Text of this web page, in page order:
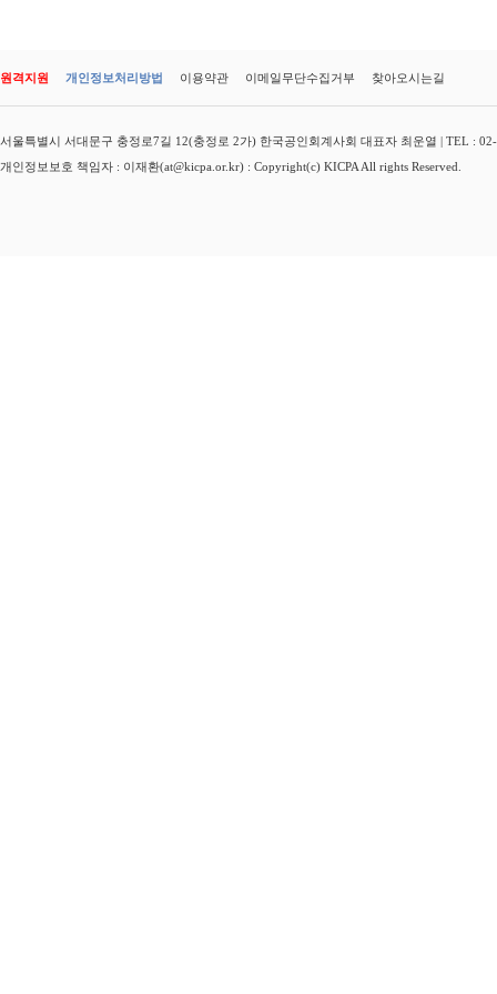
원격지원 개인정보처리방법 이용약관 이메일무단수집거부 찾아오시는길
서울특별시 서대문구 충정로7길 12(충정로 2가) 한국공인회계사회 대표자 최운열 | TEL :
개인정보보호 책임자 : 이재환(at@kicpa.or.kr) : Copyright(c) KICPA All rights Reserved.